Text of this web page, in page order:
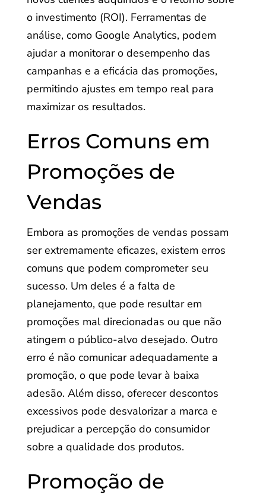
o investimento (ROI). Ferramentas de
análise, como Google Analytics, podem
ajudar a monitorar o desempenho das
campanhas e a eficácia das promoções,
permitindo ajustes em tempo real para
maximizar os resultados.
Erros Comuns em
Promoções de
Vendas
Embora as promoções de vendas possam
ser extremamente eficazes, existem erros
comuns que podem comprometer seu
sucesso. Um deles é a falta de
planejamento, que pode resultar em
promoções mal direcionadas ou que não
atingem o público-alvo desejado. Outro
erro é não comunicar adequadamente a
promoção, o que pode levar à baixa
adesão. Além disso, oferecer descontos
excessivos pode desvalorizar a marca e
prejudicar a percepção do consumidor
sobre a qualidade dos produtos.
Promoção de